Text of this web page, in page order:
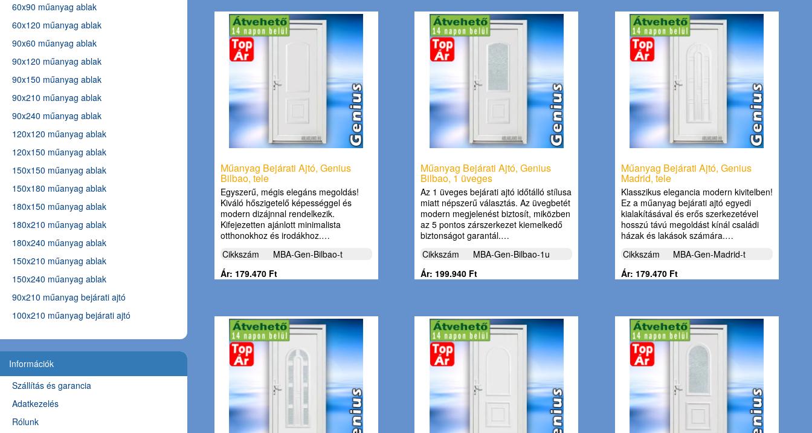
Műanyag Bejárati Ajtó, Genius
Bilbao, tele
Egyszerű, mégis elegáns megoldás!
Kiváló hőszigetelő képességgel és
modern dizájnnal rendelkezik.
Kifejezetten ajánlott minimalista
otthonokhoz és irodákhoz.…
Cikkszám
MBA-Gen-Bilbao-t
Ár: 179.470 Ft
Műanyag Bejárati Ajtó, Genius
Bilbao, 1 üveges
Az 1 üveges bejárati ajtó időtálló stílusa
miatt népszerű választás. Az üvegbetét
modern megjelenést biztosít, miközben
az 5 pontos zárszerkezet kiemelkedő
biztonságot garantál.…
Cikkszám
MBA-Gen-Bilbao-1u
Ár: 199.940 Ft
Műanyag Bejárati Ajtó, Genius
Madrid, tele
Klasszikus elegancia modern kivitelben!
Ez a műanyag bejárati ajtó egyedi
kialakításával és erős szerkezetével
hosszú távú megoldást kínál családi
házak és lakások számára.…
Cikkszám
MBA-Gen-Madrid-t
Ár: 179.470 Ft
60x90 műanyag ablak
60x120 műanyag ablak
90x60 műanyag ablak
90x120 műanyag ablak
90x150 műanyag ablak
90x210 műanyag ablak
90x240 műanyag ablak
120x120 műanyag ablak
120x150 műanyag ablak
150x150 műanyag ablak
150x180 műanyag ablak
180x150 műanyag ablak
180x210 műanyag ablak
180x240 műanyag ablak
150x210 műanyag ablak
150x240 műanyag ablak
90x210 műanyag bejárati ajtó
100x210 műanyag bejárati ajtó
Információk
Szállítás és garancia
Adatkezelés
Rólunk